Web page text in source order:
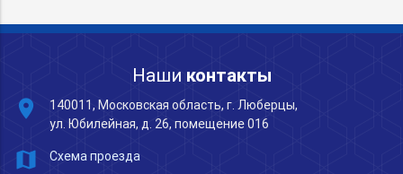
Наши контакты
place
140011, Московская область, г. Люберцы,
ул. Юбилейная, д. 26, помещение 016
map Схема проезда